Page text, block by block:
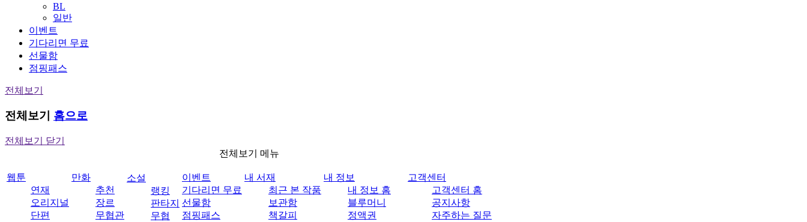
BL
일반
이벤트
기다리면 무료
선물함
점핑패스
전체보기
전체보기 홈으로
전체보기 닫기
전체보기 메뉴
웹툰
연재
오리지널
단편
만화
추천
장르
무협관
소설
랭킹
판타지
무협
이벤트
기다리면 무료
선물함
점핑패스
내 서재
최근 본 작품
보관함
책갈피
내 정보
내 정보 홈
블루머니
정액권
고객센터
고객센터 홈
공지사항
자주하는 질문